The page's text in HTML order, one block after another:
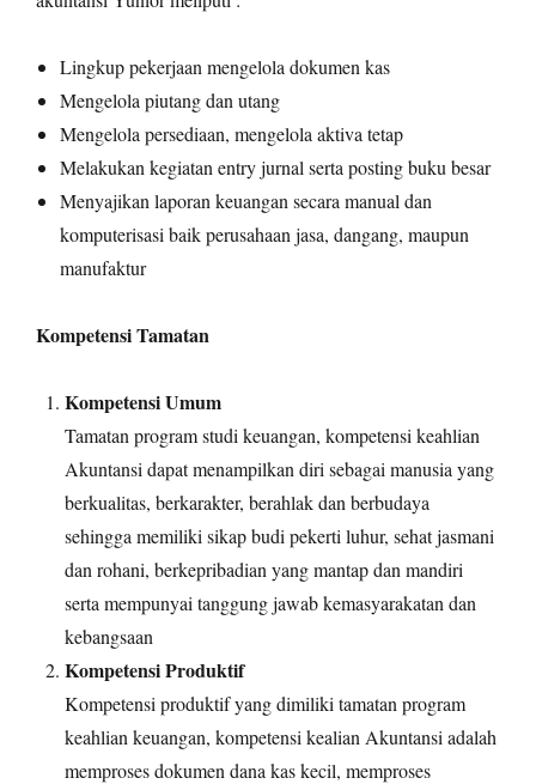
Lingkup pekerjaan mengelola dokumen kas
Mengelola piutang dan utang
Mengelola persediaan, mengelola aktiva tetap
Melakukan kegiatan entry jurnal serta posting buku besar
Menyajikan laporan keuangan secara manual dan
komputerisasi baik perusahaan jasa, dangang, maupun
manufaktur
Kompetensi Tamatan
Kompetensi Umum
Tamatan program studi keuangan, kompetensi keahlian
Akuntansi dapat menampilkan diri sebagai manusia yang
berkualitas, berkarakter, berahlak dan berbudaya
sehingga memiliki sikap budi pekerti luhur, sehat jasmani
dan rohani, berkepribadian yang mantap dan mandiri
serta mempunyai tanggung jawab kemasyarakatan dan
kebangsaan
Kompetensi Produktif
Kompetensi produktif yang dimiliki tamatan program
keahlian keuangan, kompetensi kealian Akuntansi adalah
memproses dokumen dana kas kecil, memproses